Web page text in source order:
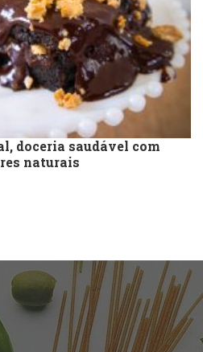
doceria saudável com
naturais